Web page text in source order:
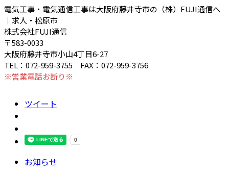
電気工事・電気通信工事は大阪府藤井寺市の（株）FUJI通信へ
｜求人・松原市
株式会社FUJI通信
〒583-0033
大阪府藤井寺市小山4丁目6-27
TEL：072-959-3755 FAX：072-959-3756
※営業電話お断り※
ツイート
お知らせ